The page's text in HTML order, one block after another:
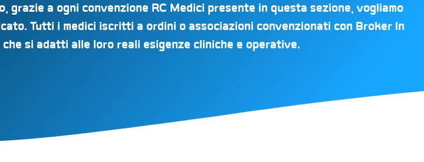
a ogni convenzione RC Medici presente in questa sezione, vogliamo
Tutti i medici iscritti a ordini o associazioni convenzionati con Broker In
si adatti alle loro reali esigenze cliniche e operative.